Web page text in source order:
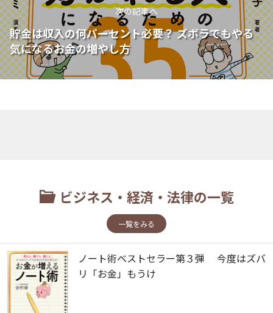
次の記事へ
貯金は収入の何パーセント必要？ ズボラでもやる
気になるお金の増やし方
ビジネス・経済・法律の一覧
一覧をみる
ノート術ベストセラー第３弾 今度はズバ
リ「お金」もうけ